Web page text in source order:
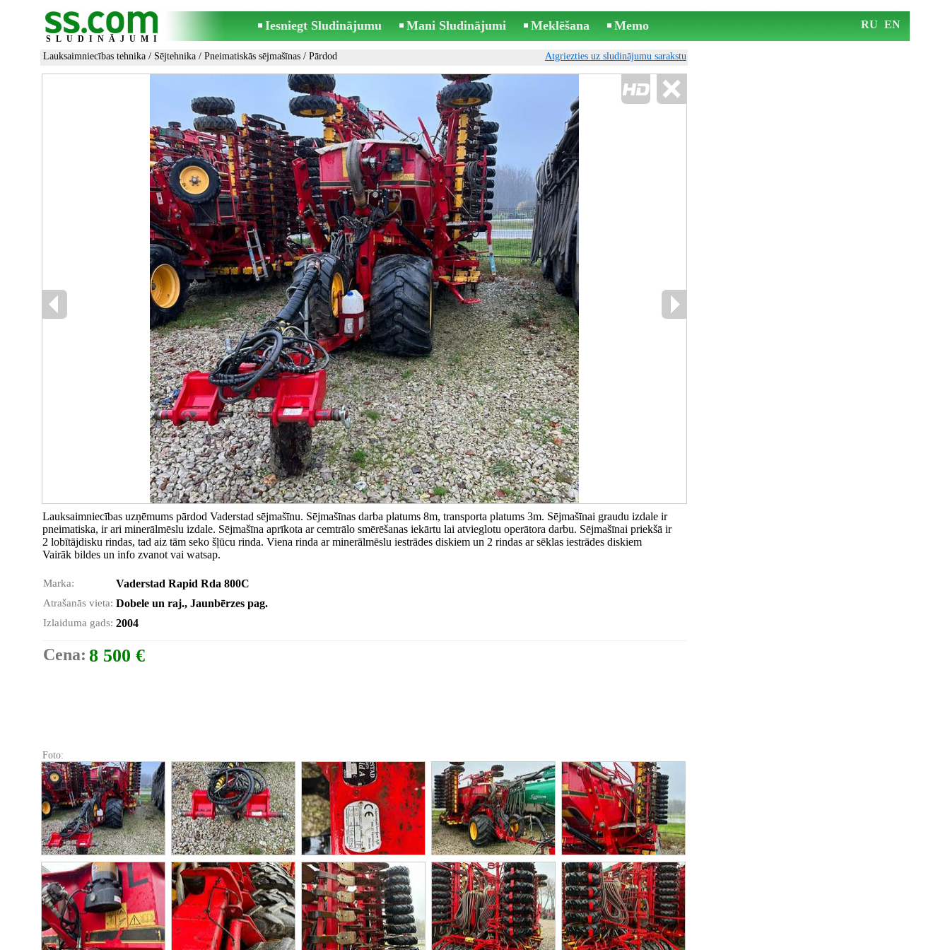
SLUDINĀJUMI
Iesniegt Sludinājumu Mani Sludinājumi Meklēšana Memo RU EN
Lauksaimniecības tehnika / Sējtehnika / Pneimatiskās sējmašīnas / Pārdod Atgriezties uz sludinājumu sarakstu
Lauksaimniecības uzņēmums pārdod Vaderstad sējmašīnu. Sējmašīnas darba platums 8m, transporta platums 3m. Sējmašīnai graudu izdale ir
pneimatiska, ir ari minerālmēslu izdale. Sējmašīna aprīkota ar cemtrālo smērēšanas iekārtu lai atvieglotu operātora darbu. Sējmašīnai priekšā ir
2 lobītājdisku rindas, tad aiz tām seko šļūcu rinda. Viena rinda ar minerālmēslu iestrādes diskiem un 2 rindas ar sēklas iestrādes diskiem
Vairāk bildes un info zvanot vai watsap.
Marka: Vaderstad Rapid Rda 800C
Atrašanās vieta: Dobele un raj., Jaunbērzes pag.
Izlaiduma gads: 2004
Cena: 8 500 €
Foto: